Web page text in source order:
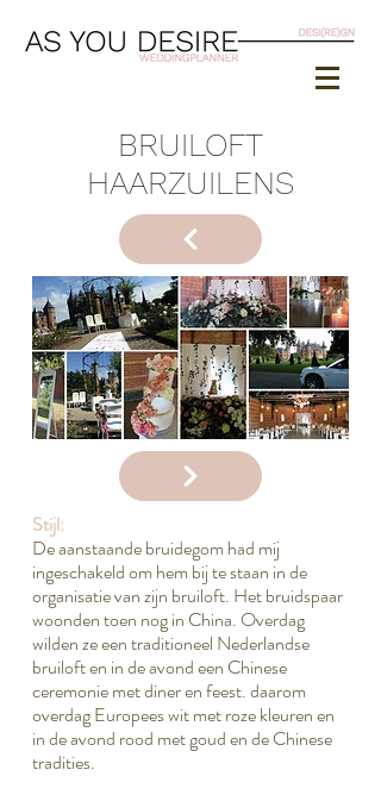
BRUILOFT
HAARZUILENS
Stijl:
De aanstaande bruidegom had mij
ingeschakeld om hem bij te staan in de
organisatie van zijn bruiloft. Het bruidspaar
woonden toen nog in China. Overdag
wilden ze een traditioneel Nederlandse
bruiloft en in de avond een Chinese
ceremonie met diner en feest. daarom
overdag Europees wit met roze kleuren en
in de avond rood met goud en de Chinese
tradities.